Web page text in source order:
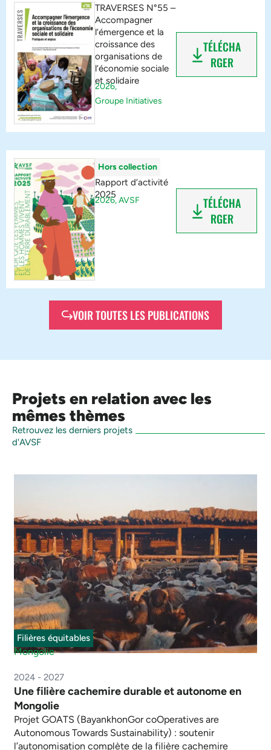
TRAVERSES N°55 –
Accompagner
l’émergence et la
croissance des
organisations de
l’économie sociale
et solidaire
2026,
Groupe Initiatives
TÉLÉCHA
RGER
Hors collection
Rapport d’activité
2025
2026,AVSF
TÉLÉCHA
RGER
VOIR TOUTES LES PUBLICATIONS
Projets en relation avec les
mêmes thèmes
Retrouvez les derniers projets
d'AVSF
Filières équitables
Mongolie
2024 - 2027
Une filière cachemire durable et autonome en
Mongolie
Projet GOATS (BayankhonGor coOperatives are
Autonomous Towards Sustainability) : soutenir
l’autonomisation complète de la filière cachemire